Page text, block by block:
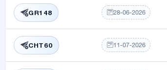
GR148 28-06-2026
CHT60 11-07-2026